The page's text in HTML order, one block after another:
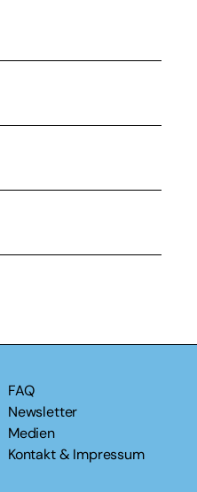
FAQ
Newsletter
Medien
Kontakt & Impressum